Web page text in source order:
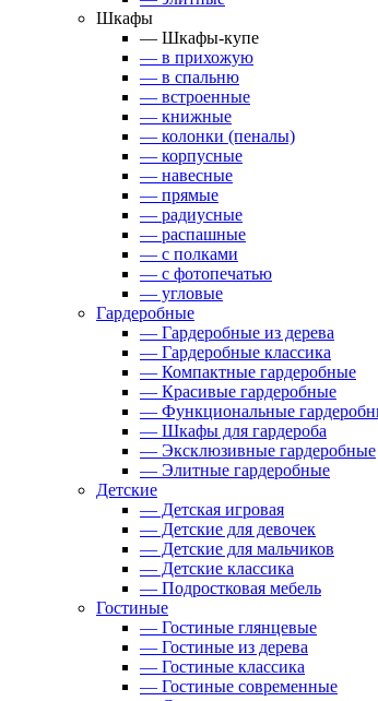
Шкафы
— Шкафы-купе
— в прихожую
— в спальню
— встроенные
— книжные
— колонки (пеналы)
— корпусные
— навесные
— прямые
— радиусные
— распашные
— с полками
— с фотопечатью
— угловые
Гардеробные
— Гардеробные из дерева
— Гардеробные классика
— Компактные гардеробные
— Красивые гардеробные
— Функциональные
— Шкафы для гардероба
— Эксклюзивные гардеробные
— Элитные гардеробные
Детские
— Детская игровая
— Детские для девочек
— Детские для мальчиков
— Детские классика
— Подростковая мебель
Гостиные
— Гостиные глянцевые
— Гостиные из дерева
— Гостиные классика
— Гостиные современные